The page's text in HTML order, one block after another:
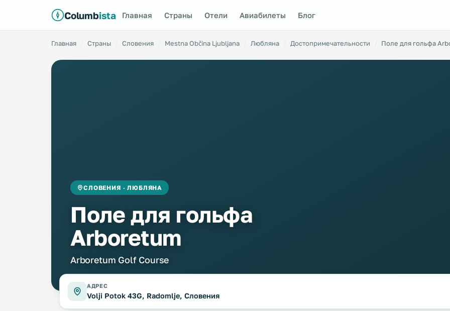
Columbista Главная Страны Отели Авиабилеты Блог
Главная Страны Словения Mestna Občina Ljubljana Любляна Достопримечательности Поле для гольфа
СЛОВЕНИЯ · ЛЮБЛЯНА
Поле для гольфа
Arboretum
Arboretum Golf Course
АДРЕС
Volji Potok 43G, Radomlje, Словения